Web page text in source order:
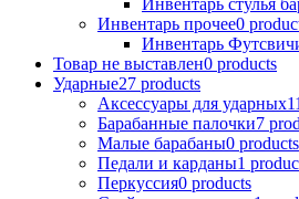
Инвентарь прочее0
Инвентарь
Товар не выставлен0 products
Ударные27 products
Аксессуары для ударных11
Барабанные палочки7
Малые барабаны0 products
Педали и карданы1
Перкуссия0 products